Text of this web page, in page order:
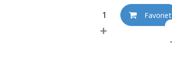
Favoriet